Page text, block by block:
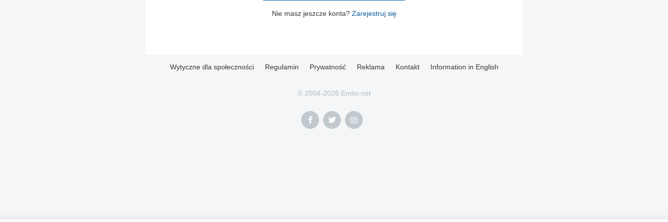
Nie masz jeszcze konta? Zarejestruj się
Wytyczne dla społeczności Regulamin Prywatność Reklama Kontakt Information in English
© 2004-2026 Emito.net